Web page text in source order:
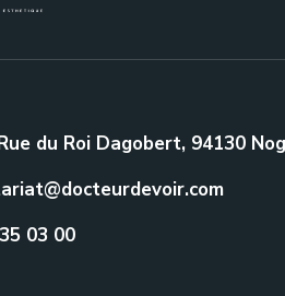
du Roi Dagobert, 94130
03 00